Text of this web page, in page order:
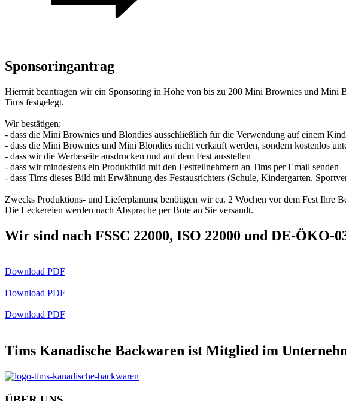
Sponsoringantrag
Hiermit beantragen wir ein Sponsoring in Höhe von bis zu 200 Mini Brownies und Mini
Tims festgelegt.
Wir bestätigen:
- dass die Mini Brownies und Blondies ausschließlich für die Verwendung auf einem
- dass die Mini Brownies und Mini Blondies nicht verkauft werden, sondern kostenlos
- dass wir die Werbeseite ausdrucken und auf dem Fest ausstellen
- dass wir mindestens ein Produktbild mit den Festteilnehmern an Tims per Email senden
- dass Tims dieses Bild mit Erwähnung des Festausrichters (Schule, Kindergarten,
Zwecks Produktions- und Lieferplanung benötigen wir ca. 2 Wochen vor dem Fest Ihre
Die Leckereien werden nach Absprache per Bote an Sie versandt.
Wir sind nach FSSC 22000, ISO 22000 und DE-ÖKO-
Download PDF
Download PDF
Download PDF
Tims Kanadische Backwaren ist Mitglied im